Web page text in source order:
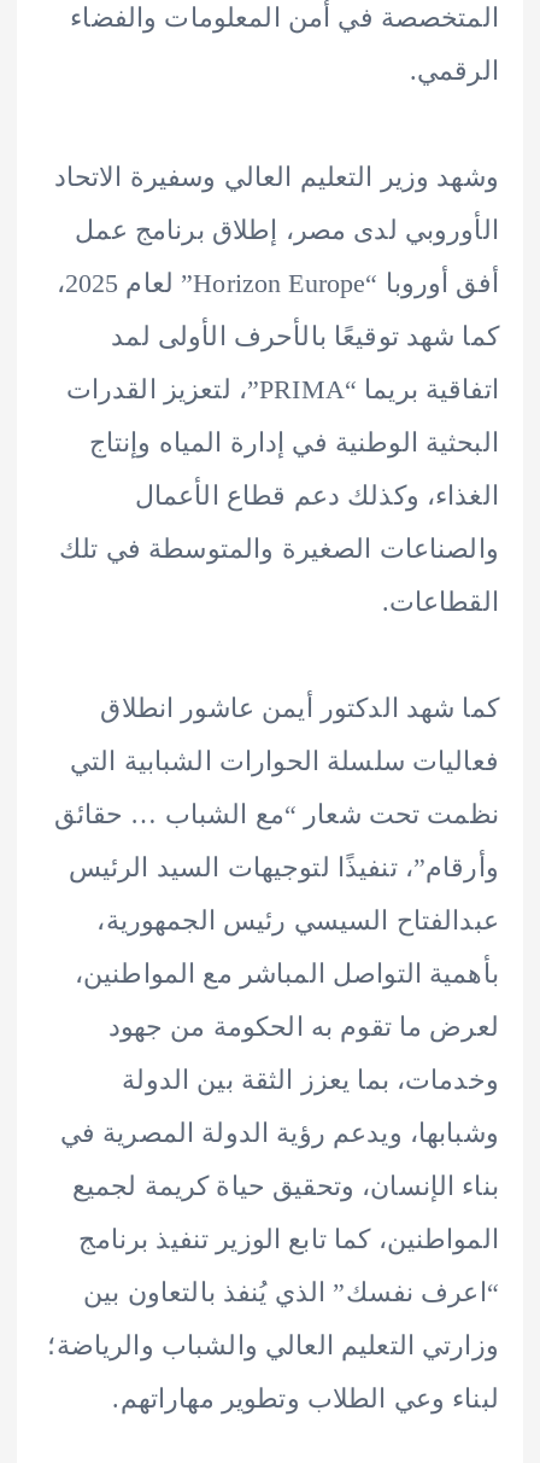
في أمن المعلومات والفضاء
وزير التعليم العالي وسفيرة الاتحاد
لدى مصر، إطلاق برنامج عمل
أفق أوروبا “Horizon Europe” لعام 2025،
توقيعًا بالأحرف الأولى لمد
اتفاقية بريما “PRIMA”، لتعزيز القدرات
الوطنية في إدارة المياه وإنتاج
وكذلك دعم قطاع الأعمال
الصغيرة والمتوسطة في تلك
الدكتور أيمن عاشور انطلاق
سلسلة الحوارات الشبابية التي
تحت شعار “مع الشباب … حقائق
تنفيذًا لتوجيهات السيد الرئيس
السيسي رئيس الجمهورية،
التواصل المباشر مع المواطنين،
ما تقوم به الحكومة من جهود
بما يعزز الثقة بين الدولة
ويدعم رؤية الدولة المصرية في
الإنسان، وتحقيق حياة كريمة لجميع
كما تابع الوزير تنفيذ برنامج
نفسك” الذي يُنفذ بالتعاون بين
التعليم العالي والشباب والرياضة؛
وعي الطلاب وتطوير مهاراتهم.